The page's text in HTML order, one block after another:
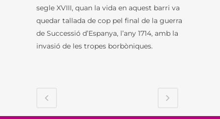
segle XVIII, quan la vida en aquest barri va
quedar tallada de cop pel final de la guerra
de Successió d’Espanya, l’any 1714, amb la
invasió de les tropes borbòniques.